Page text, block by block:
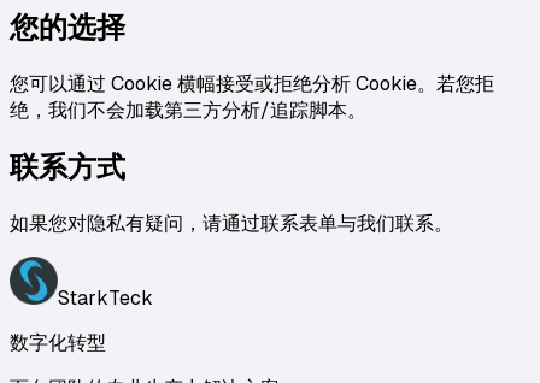
您的选择
您可以通过 Cookie 横幅接受或拒绝分析 Cookie。若您拒
绝，我们不会加载第三方分析/追踪脚本。
联系方式
如果您对隐私有疑问，请通过联系表单与我们联系。
StarkTeck
数字化转型